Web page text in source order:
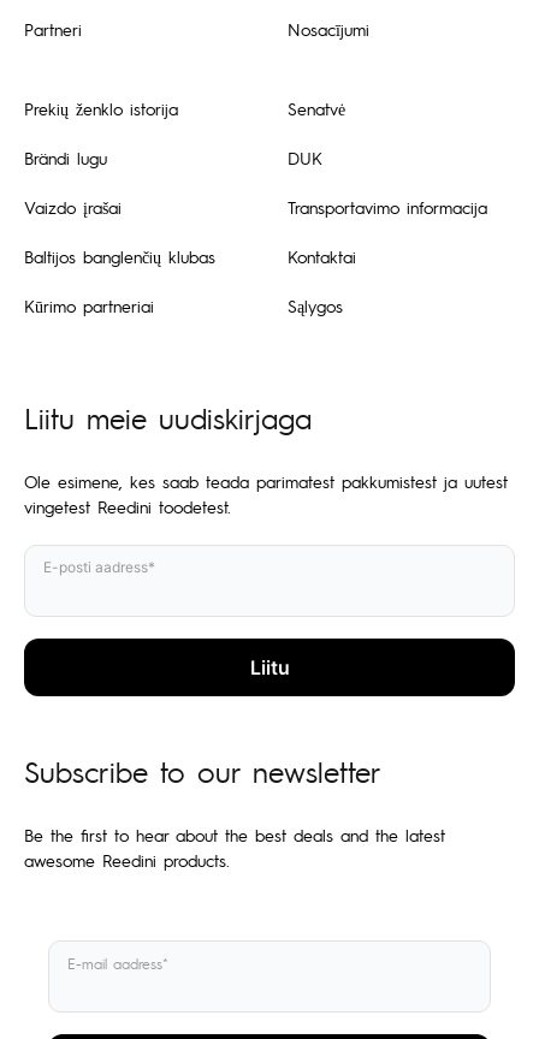
Partneri
Prekių ženklo istorija
Brändi lugu
Vaizdo įrašai
Baltijos banglenčių klubas
Kūrimo partneriai
Nosacījumi
Senatvė
DUK
Transportavimo informacija
Kontaktai
Sąlygos
Liitu meie uudiskirjaga
Ole esimene, kes saab teada parimatest pakkumistest ja uutest
vingetest Reedini toodetest.
E-posti aadress*
Subscribe to our newsletter
Be the first to hear about the best deals and the latest
awesome Reedini products.
E-mail aadress*